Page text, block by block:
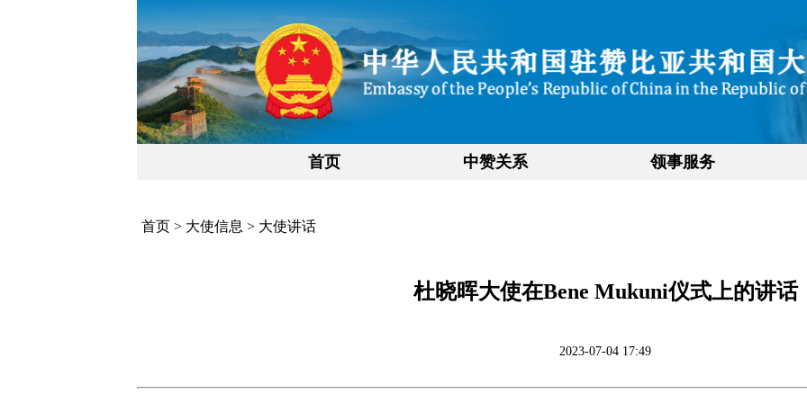
首页 中赞关系 领事服务
首页 > 大使信息 > 大使讲话
杜晓晖大使在Bene Mukuni仪式上的讲话
2023-07-04 17:49